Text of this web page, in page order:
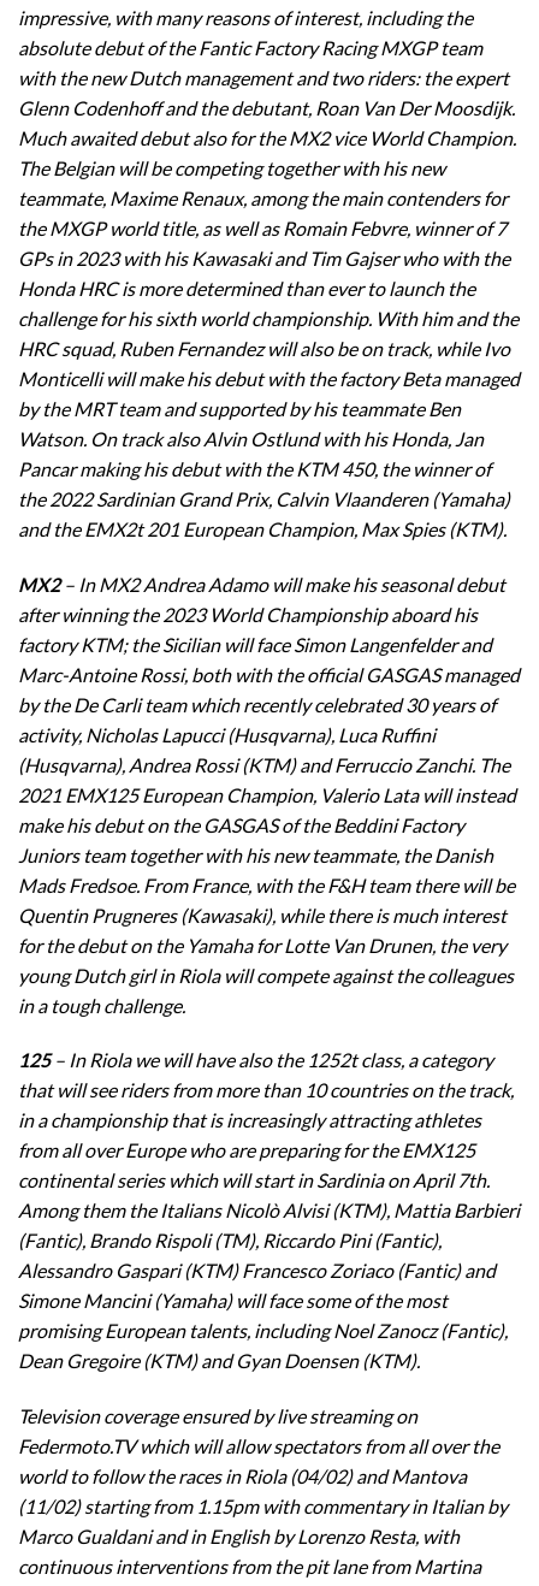
impressive, with many reasons of interest, including the
absolute debut of the Fantic Factory Racing MXGP team
with the new Dutch management and two riders: the expert
Glenn Codenhoff and the debutant, Roan Van Der Moosdijk.
Much awaited debut also for the MX2 vice World Champion.
The Belgian will be competing together with his new
teammate, Maxime Renaux, among the main contenders for
the MXGP world title, as well as Romain Febvre, winner of 7
GPs in 2023 with his Kawasaki and Tim Gajser who with the
Honda HRC is more determined than ever to launch the
challenge for his sixth world championship. With him and the
HRC squad, Ruben Fernandez will also be on track, while Ivo
Monticelli will make his debut with the factory Beta managed
by the MRT team and supported by his teammate Ben
Watson. On track also Alvin Ostlund with his Honda, Jan
Pancar making his debut with the KTM 450, the winner of
the 2022 Sardinian Grand Prix, Calvin Vlaanderen (Yamaha)
and the EMX2t 201 European Champion, Max Spies (KTM).
MX2– In MX2 Andrea Adamo will make his seasonal debut
after winning the 2023 World Championship aboard his
factory KTM; the Sicilian will face Simon Langenfelder and
Marc-Antoine Rossi, both with the official GASGAS managed
by the De Carli team which recently celebrated 30 years of
activity, Nicholas Lapucci (Husqvarna), Luca Ruffini
(Husqvarna), Andrea Rossi (KTM) and Ferruccio Zanchi. The
2021 EMX125 European Champion, Valerio Lata will instead
make his debut on the GASGAS of the Beddini Factory
Juniors team together with his new teammate, the Danish
Mads Fredsoe. From France, with the F&H team there will be
Quentin Prugneres (Kawasaki), while there is much interest
for the debut on the Yamaha for Lotte Van Drunen, the very
young Dutch girl in Riola will compete against the colleagues
in a tough challenge.
125– In Riola we will have also the 1252t class, a category
that will see riders from more than 10 countries on the track,
in a championship that is increasingly attracting athletes
from all over Europe who are preparing for the EMX125
continental series which will start in Sardinia on April 7th.
Among them the Italians Nicolò Alvisi (KTM), Mattia Barbieri
(Fantic), Brando Rispoli (TM), Riccardo Pini (Fantic),
Alessandro Gaspari (KTM) Francesco Zoriaco (Fantic) and
Simone Mancini (Yamaha) will face some of the most
promising European talents, including Noel Zanocz (Fantic),
Dean Gregoire (KTM) and Gyan Doensen (KTM).
Television coverage ensured by live streaming on
Federmoto.TV which will allow spectators from all over the
world to follow the races in Riola (04/02) and Mantova
(11/02) starting from 1.15pm with commentary in Italian by
Marco Gualdani and in English by Lorenzo Resta, with
continuous interventions from the pit lane from Martina